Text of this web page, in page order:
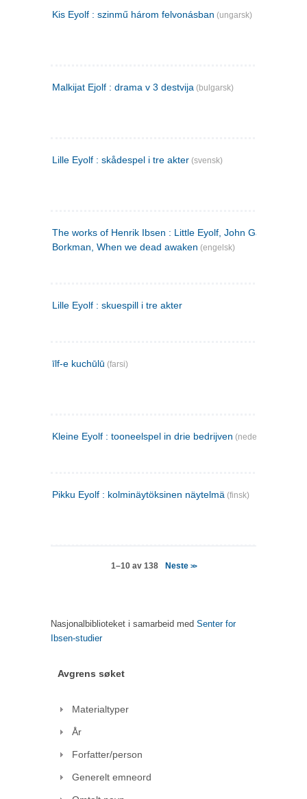
Kis Eyolf : szinmű három felvonásban (ungarsk)
Malkijat Ejolf : drama v 3 destvija (bulgarsk)
Lille Eyolf : skådespel i tre akter (svensk)
The works of Henrik Ibsen : Little Eyolf, John Gabriel
Borkman, When we dead awaken (engelsk)
Lille Eyolf : skuespill i tre akter
īlf-e kuchūlū (farsi)
Kleine Eyolf : tooneelspel in drie bedrijven (nederlandsk)
Pikku Eyolf : kolminäytöksinen näytelmä (finsk)
1–10 av 138 Neste >>
Nasjonalbiblioteket i samarbeid med Senter for
Ibsen-studier
Avgrens søket
Materialtyper
År
Forfatter/person
Generelt emneord